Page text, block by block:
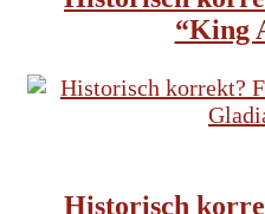
“King
Historisch